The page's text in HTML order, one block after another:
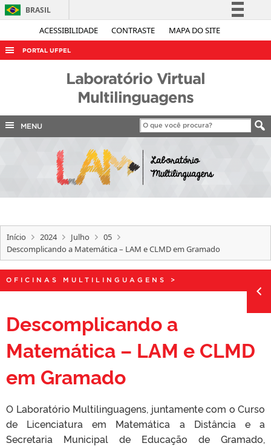
ACESSIBILIDADE CONTRASTE MAPA DO SITE
BRASIL
Simplifique!
Acesso à informação
Legislação
Canais
PORTAL UFPEL
INTERNACIONAL
TELEFONES
Laboratório Virtual
Multilinguagens
MENU
Início 2024 Julho
05
Descomplicando a Matemática – LAM e CLMD em Gramado
OFICINAS MULTILINGUAGENS >
Descomplicando a
Matemática – LAM e CLMD
em Gramado
O Laboratório Multilinguagens, juntamente com o Curso
de Licenciatura em Matemática a Distância e a
Secretaria Municipal de Educação de Gramado,